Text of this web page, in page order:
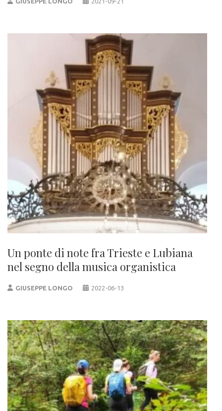
Un ponte di note fra Trieste e Lubiana
nel segno della musica organistica
GIUSEPPE LONGO 2022-06-13